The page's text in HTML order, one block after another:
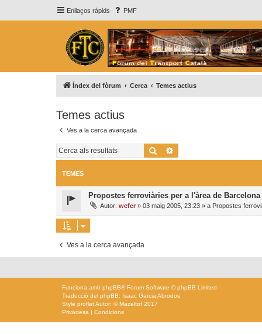
Enllaços ràpids PMF
Índex del fòrum Cerca Temes actius
Temes actius
Ves a la cerca avançada
Cerca
TEMES
Propostes ferroviàries per a l'àrea de Barcelona
Autor: wefer » 03 maig 2005, 23:23 » a Propostes
Ves a la cerca avançada
Funciona amb phpBB® Forum Software © phpBB Limited
Traducció del phpBB: Isaac Garcia Abrodos
Style proflatAutor: ©Mazeltof 2017
Privadesa | Condicions